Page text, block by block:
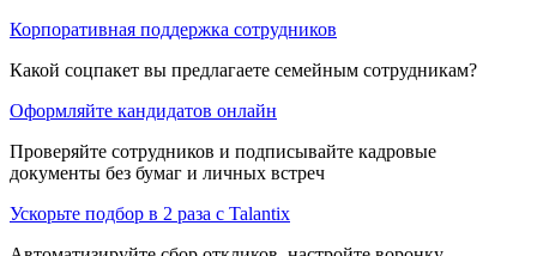
Корпоративная поддержка сотрудников
Какой соцпакет вы предлагаете семейным сотрудникам?
Оформляйте кандидатов онлайн
Проверяйте сотрудников и подписывайте кадровые
документы без бумаг и личных встреч
Ускорьте подбор в 2 раза с Talantix